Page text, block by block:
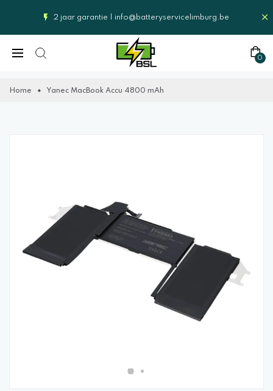
2 jaar garantie | info@batteryservicelimburg.be
0
Home Yanec MacBook Accu 4800 mAh